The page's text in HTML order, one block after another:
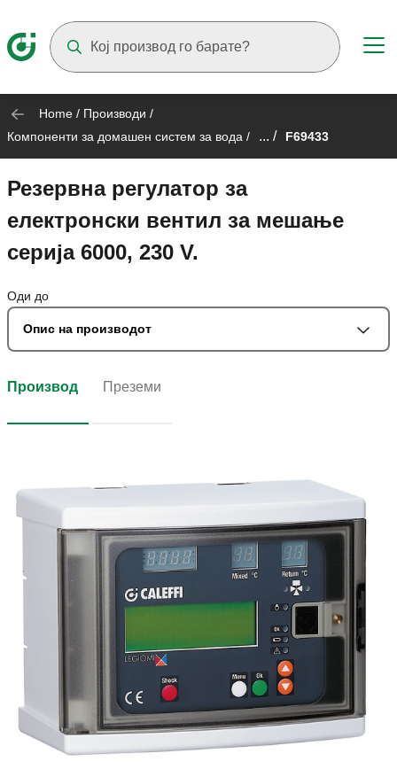
Home / Производи /
Компоненти за домашен систем за вода / ... / F69433
Резервна регулатор за
електронски вентил за мешање
серија 6000, 230 V.
Оди до
Опис на производот
Производ Преземи